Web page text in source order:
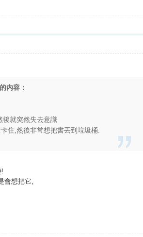
內容：
後就突然失去意識
住,然後非常想把書丟到垃圾桶.
會想把它,